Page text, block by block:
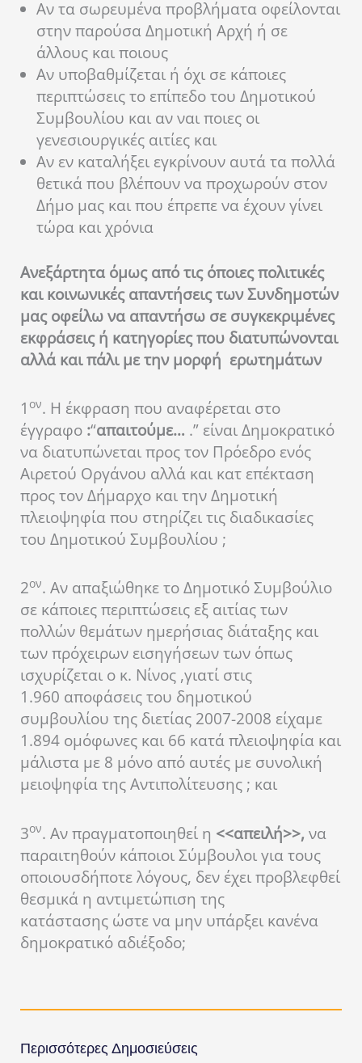
Αν τα σωρευμένα προβλήματα οφείλονται
στην παρούσα Δημοτική Αρχή ή σε
άλλους και ποιους
Αν υποβαθμίζεται ή όχι σε κάποιες
περιπτώσεις το επίπεδο του Δημοτικού
Συμβουλίου και αν ναι ποιες οι
γενεσιουργικές αιτίες και
Αν εν καταλήξει εγκρίνουν αυτά τα πολλά
θετικά που βλέπουν να προχωρούν στον
Δήμο μας και που έπρεπε να έχουν γίνει
τώρα και χρόνια
Ανεξάρτητα όμως από τις όποιες πολιτικές
και κοινωνικές απαντήσεις των Συνδημοτών
μας οφείλω να απαντήσω σε συγκεκριμένες
εκφράσεις ή κατηγορίες που διατυπώνονται
αλλά και πάλι με την μορφή ερωτημάτων
1 ον. Η έκφραση που αναφέρεται στο
έγγραφο :“απαιτούμε… .” είναι Δημοκρατικό
να διατυπώνεται προς τον Πρόεδρο ενός
Αιρετού Οργάνου αλλά και κατ επέκταση
προς τον Δήμαρχο και την Δημοτική
πλειοψηφία που στηρίζει τις διαδικασίες
του Δημοτικού Συμβουλίου ;
2ον. Αν απαξιώθηκε το Δημοτικό Συμβούλιο
σε κάποιες περιπτώσεις εξ αιτίας των
πολλών θεμάτων ημερήσιας διάταξης και
των πρόχειρων εισηγήσεων των όπως
ισχυρίζεται ο κ. Νίνος ,γιατί στις
1.960 αποφάσεις του δημοτικού
συμβουλίου της διετίας 2007-2008 είχαμε
1.894 ομόφωνες και 66 κατά πλειοψηφία και
μάλιστα με 8 μόνο από αυτές με συνολική
μειοψηφία της Αντιπολίτευσης ; και
3ον. Αν πραγματοποιηθεί η <<απειλή>>, να
παραιτηθούν κάποιοι Σύμβουλοι για τους
οποιουσδήποτε λόγους, δεν έχει προβλεφθεί
θεσμικά η αντιμετώπιση της
κατάστασης ώστε να μην υπάρξει κανένα
δημοκρατικό αδιέξοδο;
Περισσότερες Δημοσιεύσεις